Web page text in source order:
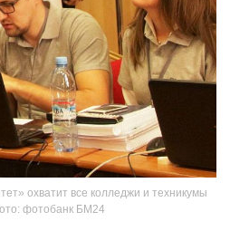
охватит все колледжи и техникумы
фотобанк БМ24